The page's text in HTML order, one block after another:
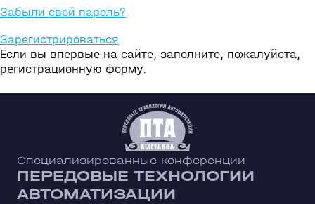
Забыли свой пароль?
Зарегистрироваться
Если вы впервые на сайте, заполните, пожалуйста,
регистрационную форму.
Специализированные конференции
ПЕРЕДОВЫЕ ТЕХНОЛОГИИ
АВТОМАТИЗАЦИИ